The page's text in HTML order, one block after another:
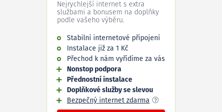
Nejrychlejší internet s extra
službami a bonusem na doplňky
podle vašeho výběru.
Stabilní internetové připojení
Instalace již za 1 Kč
Přechod k nám vyřídíme za vás
Nonstop podpora
Přednostní instalace
Doplňkové služby se slevou
Bezpečný internet zdarma